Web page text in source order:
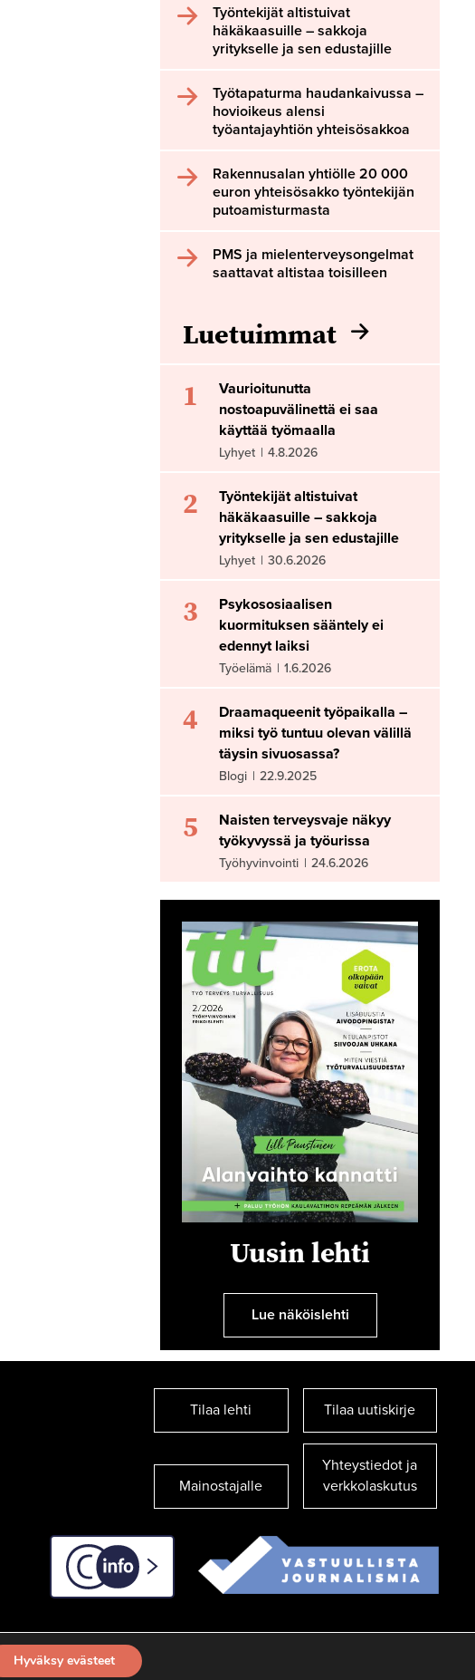
Työntekijät altistuivat
häkäkaasuille – sakkoja
yritykselle ja sen edustajille
Työtapaturma haudankaivussa –
hovioikeus alensi
työantajayhtiön yhteisösakkoa
Rakennusalan yhtiölle 20 000
euron yhteisösakko työntekijän
putoamisturmasta
PMS ja mielenterveysongelmat
saattavat altistaa toisilleen
Luetuimmat
1
Vaurioitunutta
nostoapuvälinettä ei saa
käyttää työmaalla
Lyhyet | 4.8.2026
2
Työntekijät altistuivat
häkäkaasuille – sakkoja
yritykselle ja sen edustajille
Lyhyet | 30.6.2026
3
Psykososiaalisen
kuormituksen sääntely ei
edennyt laiksi
Työelämä | 1.6.2026
4
Draamaqueenit työpaikalla –
miksi työ tuntuu olevan välillä
täysin sivuosassa?
Blogi | 22.9.2025
5
Naisten terveysvaje näkyy
työkyvyssä ja työurissa
Työhyvinvointi | 24.6.2026
Uusin lehti
Lue näköislehti
Tilaa lehti Tilaa uutiskirje
Mainostajalle
Yhteystiedot ja
verkkolaskutus
C-info
Hyväksy evästeet